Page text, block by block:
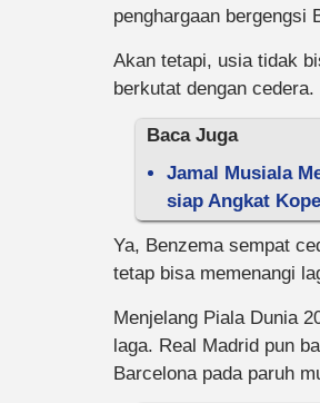
penghargaan bergengsi
Akan tetapi, usia tidak
berkutat dengan cedera.
Baca Juga
Jamal Musiala
siap Angkat
Ya, Benzema sempat
tetap bisa memenangi
Menjelang Piala Dunia
laga. Real Madrid pun
Barcelona pada paruh